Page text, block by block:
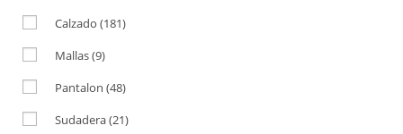
Calzado (181)
Mallas(9)
Pantalon (48)
Sudadera(21)